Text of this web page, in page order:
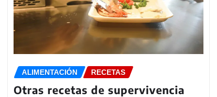
ALIMENTACIÓN RECETAS
Otras recetas de supervivencia